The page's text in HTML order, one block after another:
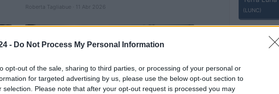
- Do Not Process My Personal Information
opt-out of the sale, sharing to third parties, or processing of your personal or
for targeted advertising by us, please use the below opt-out section to
selection. Please note that after your opt-out request is processed you may
Roberta Tagliabue · 11 Abr 2026
(LUNC)
1
ofrecen